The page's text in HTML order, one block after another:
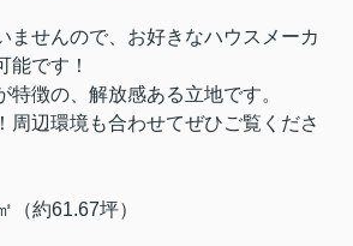
せんので、お好きなハウスメーカ
能です！
徴の、解放感ある立地です。
辺環境も合わせてぜひご覧くださ
（約61.67坪）